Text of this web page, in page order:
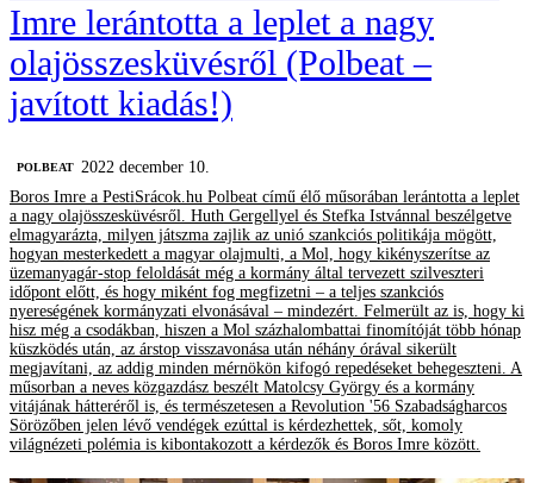
Imre lerántotta a leplet a nagy
olajösszesküvésről (Polbeat –
javított kiadás!)
‎POLBEAT 2022 december 10.
Boros Imre a PestiSrácok.hu Polbeat című élő műsorában lerántotta a leplet
a nagy olajösszesküvésről. Huth Gergellyel és Stefka Istvánnal beszélgetve
elmagyarázta, milyen játszma zajlik az unió szankciós politikája mögött,
hogyan mesterkedett a magyar olajmulti, a Mol, hogy kikényszerítse az
üzemanyagár-stop feloldását még a kormány által tervezett szilveszteri
időpont előtt, és hogy miként fog megfizetni – a teljes szankciós
nyereségének kormányzati elvonásával – mindezért. Felmerült az is, hogy ki
hisz még a csodákban, hiszen a Mol százhalombattai finomítóját több hónap
küszködés után, az árstop visszavonása után néhány órával sikerült
megjavítani, az addig minden mérnökön kifogó repedéseket behegeszteni. A
műsorban a neves közgazdász beszélt Matolcsy György és a kormány
vitájának hátteréről is, és természetesen a Revolution '56 Szabadságharcos
Sörözőben jelen lévő vendégek ezúttal is kérdezhettek, sőt, komoly
világnézeti polémia is kibontakozott a kérdezők és Boros Imre között.